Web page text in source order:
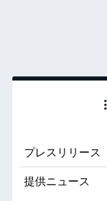
プレスリリース
提供ニュース